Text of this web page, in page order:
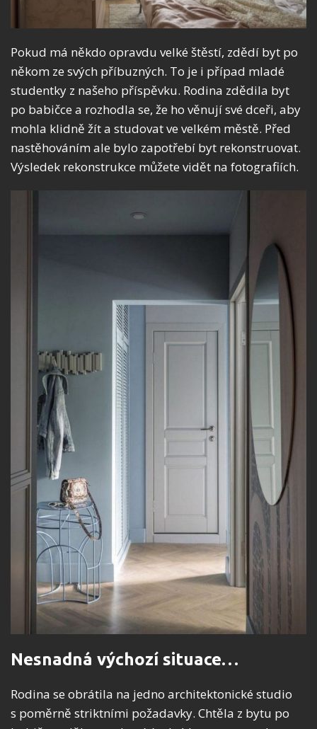
Pokud má někdo opravdu velké štěstí, zdědí byt po
někom ze svých příbuzných. To je i případ mladé
studentky z našeho příspěvku. Rodina zdědila byt
po babičce a rozhodla se, že ho věnují své dceři, aby
mohla klidně žít a studovat ve velkém městě. Před
nastěhováním ale bylo zapotřebí byt rekonstruovat.
Výsledek rekonstrukce můžete vidět na fotografiích.
Nesnadná výchozí situace…
Rodina se obrátila na jedno architektonické studio
s poměrně striktními požadavky. Chtěla z bytu po